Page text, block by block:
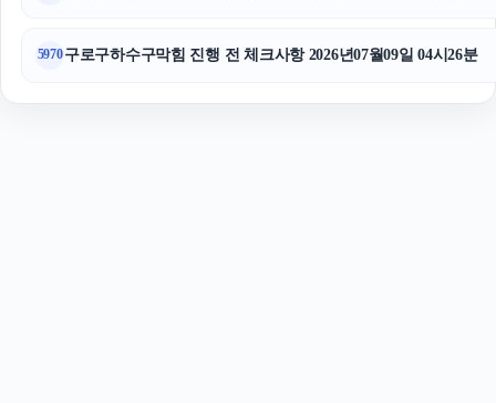
5970구로구하수구막힘 진행 전 체크사항 2026년07월09일 04시26분